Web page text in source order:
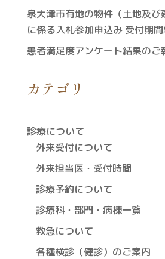
泉大津市有地の物件（土地及び
に係る入札参加申込み 受付期
患者満足度アンケート結果のご
カテゴリ
診療について
外来受付について
外来担当医・受付時間
診療予約について
診療科・部門・病棟一覧
救急について
各種検診（健診）のご案内